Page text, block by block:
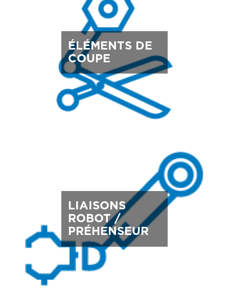
ÉLÉMENTS DE
COUPE
LIAISONS
ROBOT /
PRÉHENSEUR